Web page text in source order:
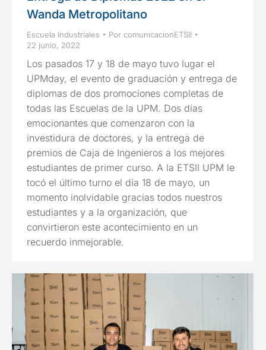
Wanda Metropolitano
Escuela Industriales Por comunicacionETSII
22 junio, 2022
Los pasados 17 y 18 de mayo tuvo lugar el
UPMday, el evento de graduación y entrega de
diplomas de dos promociones completas de
todas las Escuelas de la UPM. Dos días
emocionantes que comenzaron con la
investidura de doctores, y la entrega de
premios de Caja de Ingenieros a los mejores
estudiantes de primer curso. A la ETSII UPM le
tocó el último turno el día 18 de mayo, un
momento inolvidable gracias todos nuestros
estudiantes y a la organización, que
convirtieron este acontecimiento en un
recuerdo inmejorable.